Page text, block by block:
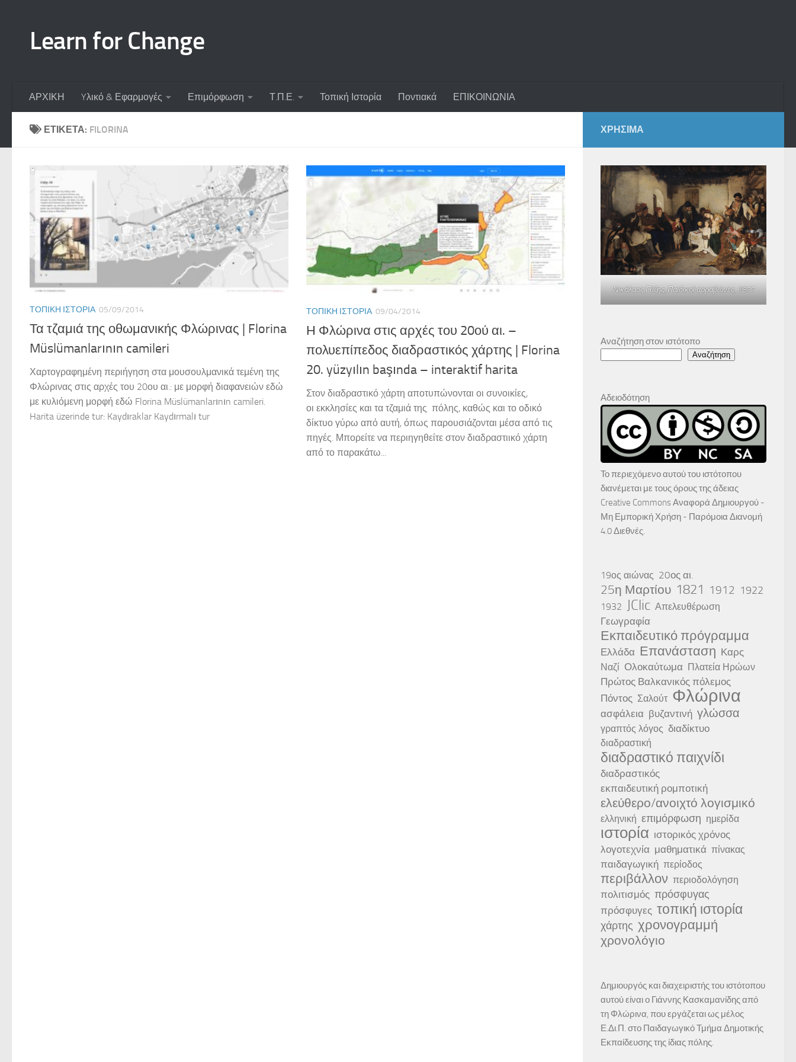
Learn for Change
ΑΡΧΙΚΗ Yλικό & Εφαρμογές Επιμόρφωση Τ.Π.Ε. Τοπική Ιστορία Ποντιακά ΕΠΙΚΟΙΝΩΝΙΑ
ΕΤΙΚΈΤΑ: FILORINA
ΤΟΠΙΚΉ ΙΣΤΟΡΊΑ 05/09/2014
Τα τζαμιά της οθωμανικής Φλώρινας | Florina
Müslümanlarının camileri
Χαρτογραφημένη περιήγηση στα μουσουλμανικά τεμένη της
Φλώρινας στις αρχές του 20ου αι.: με μορφή διαφανειών εδώ
με κυλιόμενη μορφή εδώ Florina Müslümanlarının camileri.
Harita üzerinde tur: Kaydıraklar Kaydırmalı tur
ΤΟΠΙΚΉ ΙΣΤΟΡΊΑ 09/04/2014
Η Φλώρινα στις αρχές του 20ού αι. –
πολυεπίπεδος διαδραστικός χάρτης | Florina
20. yüzyılın başında – interaktif harita
Στον διαδραστικό χάρτη αποτυπώνονται οι συνοικίες,
οι εκκλησίες και τα τζαμιά της πόλης, καθώς και το οδικό
δίκτυο γύρω από αυτή, όπως παρουσιάζονται μέσα από τις
πηγές. Μπορείτε να περιηγηθείτε στον διαδραστιικό χάρτη
από το παρακάτω...
ΧΡΗΣΙΜΑ
Νικόλαος Γύζης,Παιδικοί αρραβώνες, 1877
Αναζήτηση στον ιστότοπο
Αναζήτηση
Αδειοδότηση
Το περιεχόμενο αυτού του ιστότοπου
διανέμεται με τους όρους της άδειας
Creative Commons Αναφορά Δημιουργού -
Μη Εμπορική Χρήση - Παρόμοια Διανομή
4.0 Διεθνές.
19ος αιώνας 20ος αι.
25η Μαρτίου 1821 1912 1922
1932 JClic Απελευθέρωση
Γεωγραφία
Εκπαιδευτικό πρόγραμμα
Ελλάδα Επανάσταση Καρς
Ναζί Ολοκαύτωμα Πλατεία Ηρώων
Πρώτος Βαλκανικός πόλεμος
Πόντος Σαλούτ Φλώρινα
ασφάλεια βυζαντινή γλώσσα
γραπτός λόγος διαδίκτυο
διαδραστική
διαδραστικό παιχνίδι
διαδραστικός
εκπαιδευτική ρομποτική
ελεύθερο/ανοιχτό λογισμικό
ελληνική επιμόρφωση ημερίδα
ιστορία ιστορικός χρόνος
λογοτεχνία μαθηματικά πίνακας
παιδαγωγική περίοδος
περιβάλλον περιοδολόγηση
πολιτισμός πρόσφυγας
πρόσφυγες τοπική ιστορία
χάρτης χρονογραμμή
χρονολόγιο
Δημιουργός και διαχειριστής του ιστότοπου
αυτού είναι ο Γιάννης Κασκαμανίδης από
τη Φλώρινα, που εργάζεται ως μέλος
Ε.Δι.Π. στο Παιδαγωγικό Τμήμα Δημοτικής
Εκπαίδευσης της ίδιας πόλης.